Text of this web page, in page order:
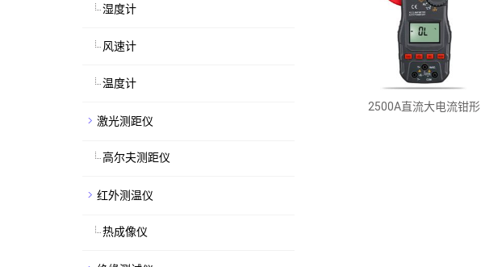
2500A直流大电流钳形
湿度计
风速计
温度计
激光测距仪
高尔夫测距仪
红外测温仪
热成像仪